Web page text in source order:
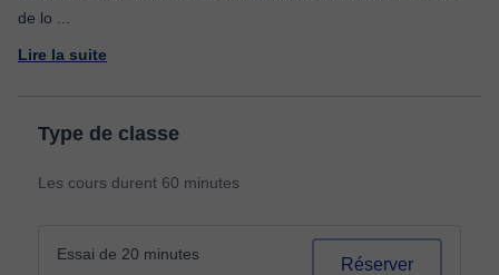
de lo
Lire la suite
Type de classe
Les cours durent 60 minutes
Essai de 20 minutes
Réserver